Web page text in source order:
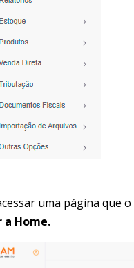
uma página que o
a Home.